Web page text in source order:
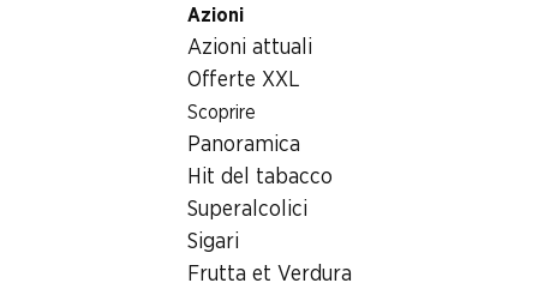
Azioni
Azioni attuali
Offerte XXL
Scoprire
Panoramica
Hit del tabacco
Superalcolici
Sigari
Frutta et Verdura
Generi alimentari
Zweifel Chips Original Paprika